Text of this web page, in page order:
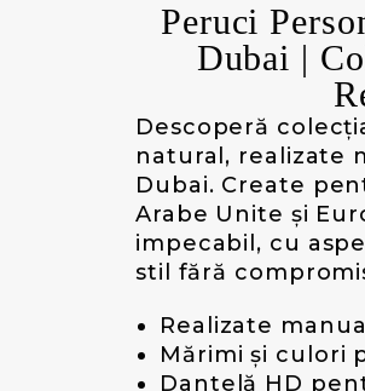
Peruci
Dubai |
Descoperă
natural, realizate
Dubai. Create
Arabe Unite și
impecabil, cu
stil fără
Realizate
Mărimi și culori
Dantelă HD